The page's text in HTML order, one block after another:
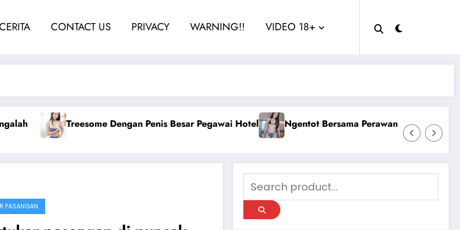
CONTACT US PRIVACY WARNING!! VIDEO 18+
Hotel Ngentot Bersama Perawan Montok Berjilbab Ngentot Perawam Sampai Berdarah
PASANGAN